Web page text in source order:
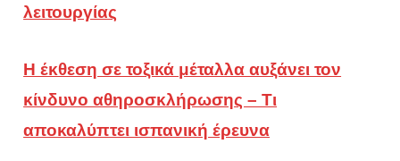
λειτουργίας
Η έκθεση σε τοξικά μέταλλα αυξάνει τον
κίνδυνο αθηροσκλήρωσης – Τι
αποκαλύπτει ισπανική έρευνα